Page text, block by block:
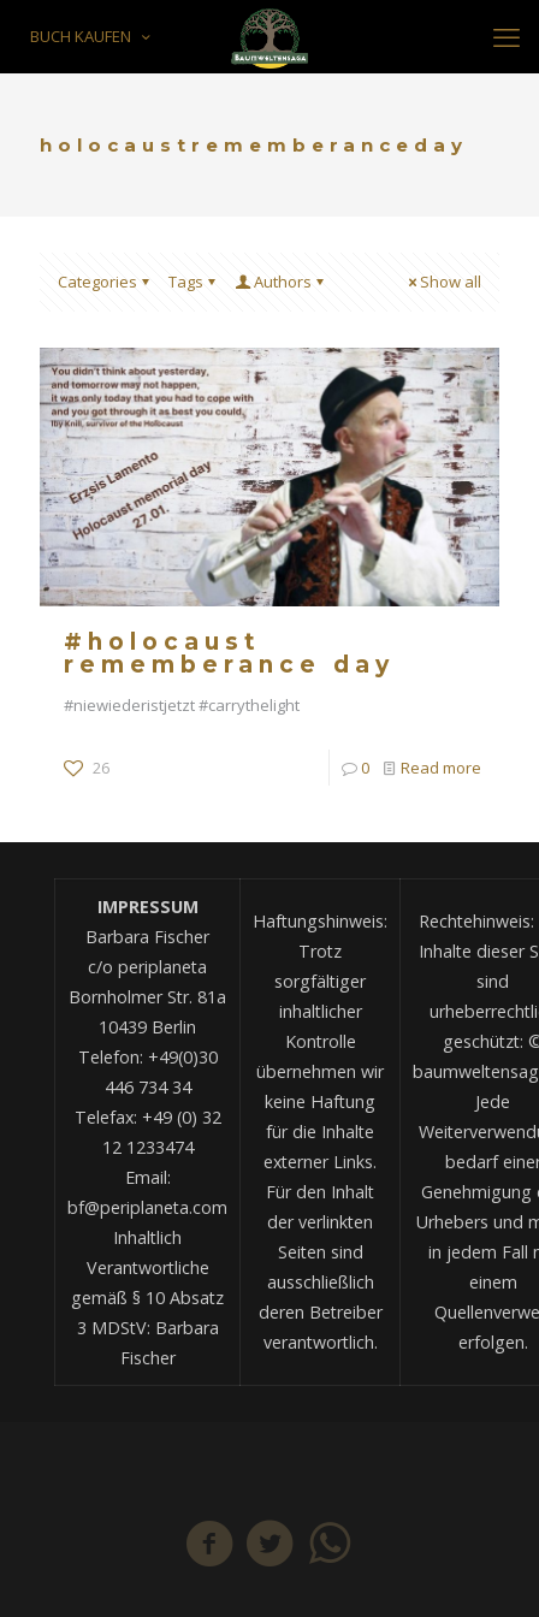
BUCH KAUFEN
holocaustrememberanceday
Categories Tags Authors Show all
#holocaust
rememberance day
#niewiederistjetzt #carrythelight
26 0 Read more
IMPRESSUM
Barbara Fischer
c/o periplaneta
Bornholmer Str. 81a
10439 Berlin
Telefon: +49(0)30
446 734 34
Telefax: +49 (0) 32
12 1233474
Email:
bf@periplaneta.com
Inhaltlich
Verantwortliche
gemäß § 10 Absatz
3 MDStV: Barbara
Fischer
Haftungshinweis:
Trotz
sorgfältiger
inhaltlicher
Kontrolle
übernehmen wir
keine Haftung
für die Inhalte
externer Links.
Für den Inhalt
der verlinkten
Seiten sind
ausschließlich
deren Betreiber
verantwortlich.
Rechtehinweis:
Inhalte dieser
sind
geschützt:
Jede
bedarf
Genehmigung
Urhebers und
in jedem Fall
einem
erfolgen.